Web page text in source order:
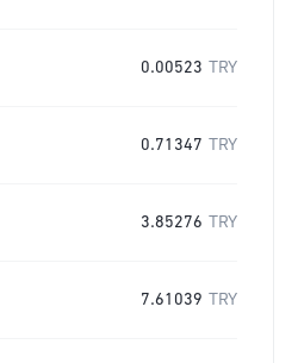
0.00523 TRY
0.71347 TRY
3.85276 TRY
7.61039 TRY